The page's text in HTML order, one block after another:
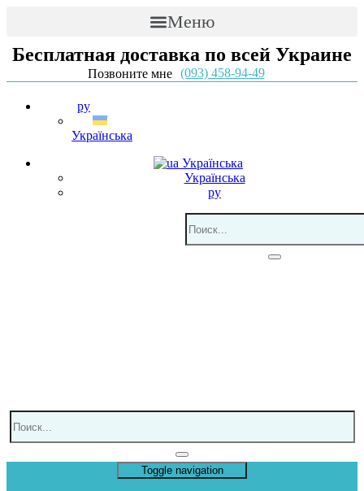
Меню
Бесплатная доставка по всей Украине
Позвоните мне (093) 458-94-49
ру
Українська
Українська
Українська
ру
Toggle navigation